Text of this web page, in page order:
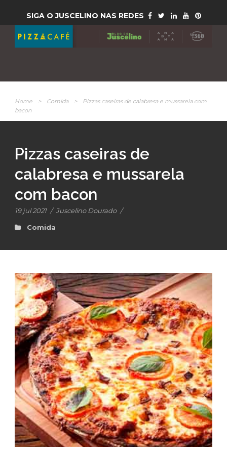
SIGA O JUSCELINO NAS REDES
Home > Comida >
Pizzas caseiras de calabresa e mussarela com
bacon
Pizzas caseiras de
calabresa e mussarela
com bacon
19 jul 2021 / Juscelino Dourado /
Comida